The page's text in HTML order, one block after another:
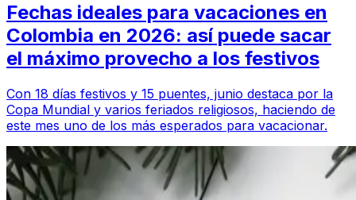
Fechas ideales para vacaciones en
Colombia en 2026: así puede sacar
el máximo provecho a los festivos
Con 18 días festivos y 15 puentes, junio destaca por la
Copa Mundial y varios feriados religiosos, haciendo de
este mes uno de los más esperados para vacacionar.